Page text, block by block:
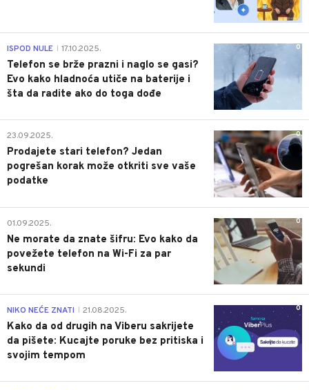
0
ISPOD NULE 17.10.2025.
Telefon se brže prazni i naglo se gasi?
Evo kako hladnoća utiče na baterije i
šta da radite ako do toga dođe
0
23.09.2025.
Prodajete stari telefon? Jedan
pogrešan korak može otkriti sve vaše
podatke
0
01.09.2025.
Ne morate da znate šifru: Evo kako da
povežete telefon na Wi-Fi za par
sekundi
0
NIKO NEĆE ZNATI 21.08.2025.
Kako da od drugih na Viberu sakrijete
da pišete: Kucajte poruke bez pritiska i
svojim tempom